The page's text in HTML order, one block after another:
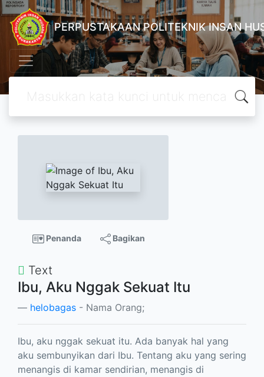
PERPUSTAKAAN POLITEKNIK INSAN
Penanda Bagikan
Text
Ibu, Aku Nggak Sekuat Itu
helobagas - Nama Orang;
Ibu, aku nggak sekuat itu. Ada banyak hal yang
aku sembunyikan dari Ibu. Tentang aku yang sering
menangis di kamar sendirian, menangis di